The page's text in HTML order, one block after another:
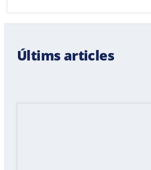
Últims articles